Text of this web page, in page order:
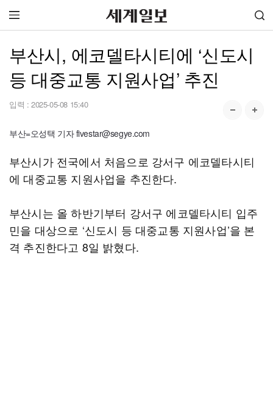
부산시, 에코델타시티에 ‘신도시
등 대중교통 지원사업’ 추진
입력 : 2025-05-08 15:40
부산=오성택 기자 fivestar@segye.com
부산시가 전국에서 처음으로 강서구 에코델타시티
에 대중교통 지원사업을 추진한다.
부산시는 올 하반기부터 강서구 에코델타시티 입주
민을 대상으로 ‘신도시 등 대중교통 지원사업’을 본
격 추진한다고 8일 밝혔다.